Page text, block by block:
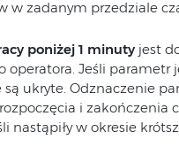
w zadanym przedziale
poniżej 1 minuty jest
Jeśli parametr
ukryte. Odznaczenie
i zakończenia
nastąpiły w okresie